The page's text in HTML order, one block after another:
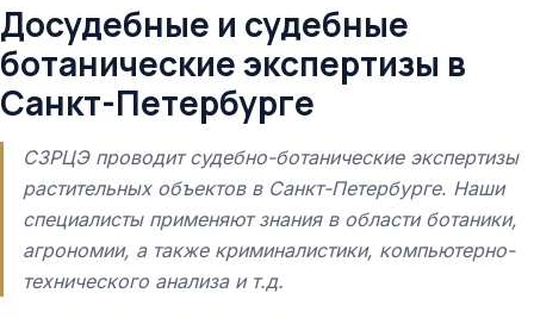
Досудебные и судебные
ботанические экспертизы в
Санкт-Петербурге
СЗРЦЭ проводит судебно-ботанические экспертизы
растительных объектов в Санкт-Петербурге. Наши
специалисты применяют знания в области ботаники,
агрономии, а также криминалистики, компьютерно-
технического анализа и т.д.